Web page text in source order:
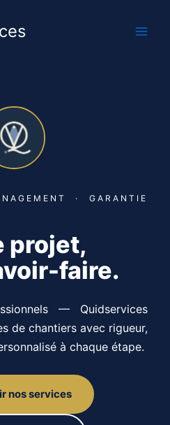
· GARANTIE
projet,
faire.
— Quidservices
de chantiers avec rigueur,
à chaque étape.
nos services